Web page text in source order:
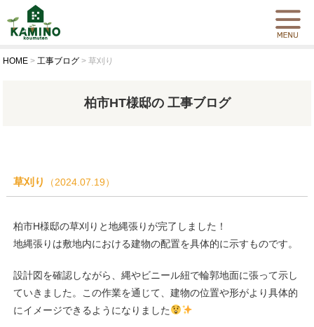
HOME >工事ブログ >草刈り
柏市HT様邸の 工事ブログ
草刈り （2024.07.19）
柏市H様邸の草刈りと地縄張りが完了しました！
地縄張りは敷地内における建物の配置を具体的に示すものです。
設計図を確認しながら、縄やビニール紐で輪郭地面に張って示し
ていきました。この作業を通じて、建物の位置や形がより具体的
にイメージできるようになりました